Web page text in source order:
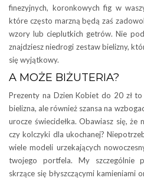
finezyjnych, koronkowych fig w
które często marzną będą zaś
wzory lub cieplutkich getrów. Nie
znajdziesz niedrogi zestaw bielizny,
się wyjątkowy.
A MOŻE BIŻUTERIA?
Prezenty na Dzien Kobiet do 20 zł
bielizna, ale również szansa na
urocze świecidełka. Obawiasz się,
czy kolczyki dla ukochanej?
wiele modeli urzekających
twojego portfela. My szczególnie
skrzące się błyszczącymi kamieniami